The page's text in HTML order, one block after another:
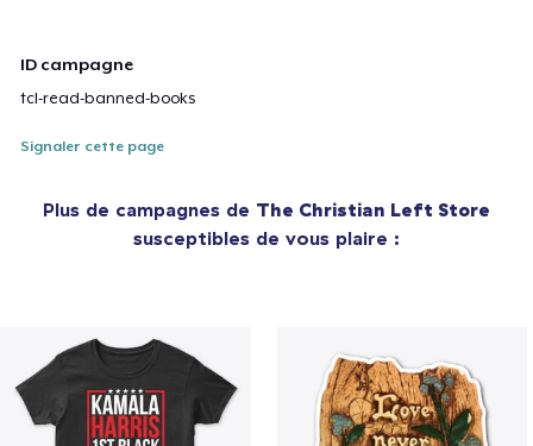
ID campagne
tcl-read-banned-books
Signaler cette page
Plus de campagnes de The Christian Left Store
susceptibles de vous plaire :